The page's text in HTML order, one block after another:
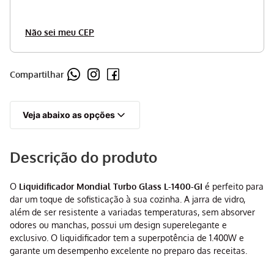
Não sei meu CEP
Compartilhar
Veja abaixo as opções
Descrição do produto
O Liquidificador Mondial Turbo Glass L-1400-GI é perfeito para
dar um toque de sofisticação à sua cozinha. A jarra de vidro,
além de ser resistente a variadas temperaturas, sem absorver
odores ou manchas, possui um design superelegante e
exclusivo. O liquidificador tem a superpotência de 1.400W e
garante um desempenho excelente no preparo das receitas.